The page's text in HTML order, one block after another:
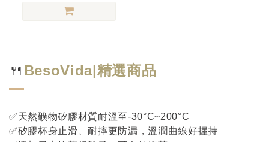
🍴 BesoVida|精選商品
✅天然礦物矽膠材質耐溫至-30°C~200°C
✅矽膠杯身止滑、耐摔更防漏，溫潤曲線好握持